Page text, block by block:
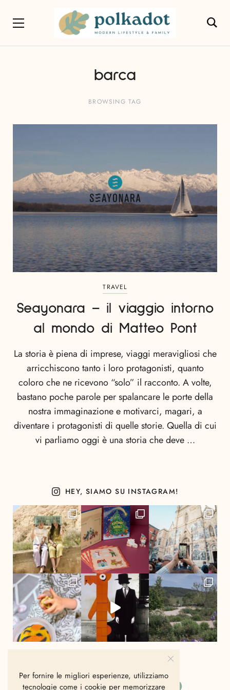
barca
BROWSING TAG
TRAVEL
Seayonara – il viaggio intorno
al mondo di Matteo Pont
La storia è piena di imprese, viaggi meravigliosi che
arricchiscono tanto i loro protagonisti, quanto
coloro che ne ricevono “solo” il racconto. A volte,
bastano poche parole per spalancare le porte della
nostra immaginazione e motivarci, magari, a
diventare i protagonisti di quelle storie. Quella di cui
vi parliamo oggi è una storia che deve …
HEY, SIAMO SU INSTAGRAM!
Per fornire le migliori esperienze, utilizziamo
tecnologie come i cookie per memorizzare